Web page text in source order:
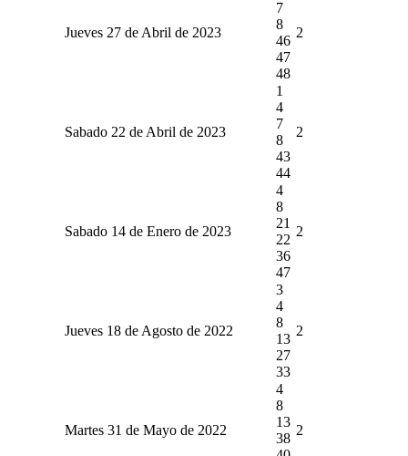
Jueves 27 de Abril de 2023
7
8
46
47
48
2
Sabado 22 de Abril de 2023
1
4
7
8
43
44
2
Sabado 14 de Enero de 2023
4
8
21
22
36
47
2
Jueves 18 de Agosto de 2022
3
4
8
13
27
33
2
Martes 31 de Mayo de 2022
4
8
13
38
2